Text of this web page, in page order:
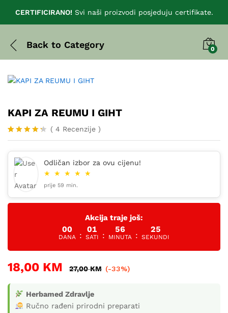
CERTIFICIRANO! Svi naši proizvodi posjeduju certifikate.
Back to Category 0
KAPI ZA REUMU I GIHT
Korisnič
ke
ocjene:
4.25od
ukupno 5
4
korisnik
a)
( 4 Recenzije )
Odličan izbor za ovu cijenu!
★ ★ ★ ★ ★
prije 59 min.
Akcija traje još:
00
DANA :
01
SATI :
56
MINUTA :
25
SEKUNDI
18,00 KM 27,00KM (-33%)
Herbamed Zdravlje
Ručno rađeni prirodni preparati